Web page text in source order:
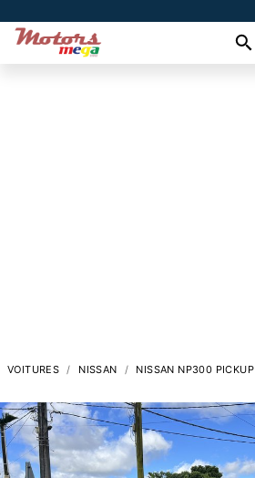
VOITURES NISSAN NISSAN NP300 PICKUP